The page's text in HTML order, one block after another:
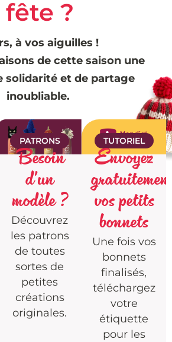
fête ?
à vos aiguilles !
de cette saison une
solidarité et de partage
inoubliable.
PATRONS
Besoin
d'un
modèle ?
Découvrez
les patrons
de toutes
sortes de
petites
créations
originales.
TUTORIEL
Envoyez
vos petits
bonnets
Une fois vos
bonnets
finalisés,
téléchargez
votre
étiquette
pour les